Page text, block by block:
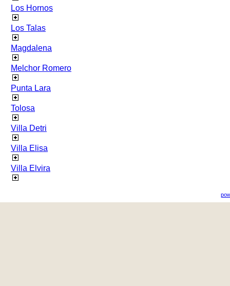
Los Hornos
Los Talas
Magdalena
Melchor Romero
Punta Lara
Tolosa
Villa Detri
Villa Elisa
Villa Elvira